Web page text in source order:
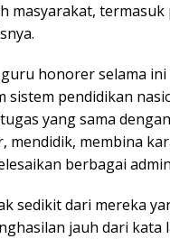
masyarakat,
honorer selama ini
sistem pendidikan
yang sama
mendidik, membina
berbagai
sedikit dari mereka
jauh dari kata